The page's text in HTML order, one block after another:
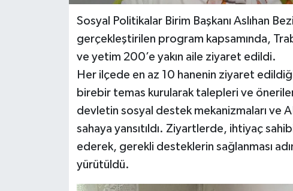
Sosyal Politikalar Birim Başkanı Aslıhan
gerçekleştirilen program kapsamında,
ve yetim 200’e yakın aile ziyaret edildi.
Her ilçede en az 10 hanenin ziyaret
birebir temas kurularak talepleri ve
devletin sosyal destek mekanizmaları ve
sahaya yansıtıldı. Ziyartlerde, ihtiyaç
ederek, gerekli desteklerin sağlanması
yürütüldü.